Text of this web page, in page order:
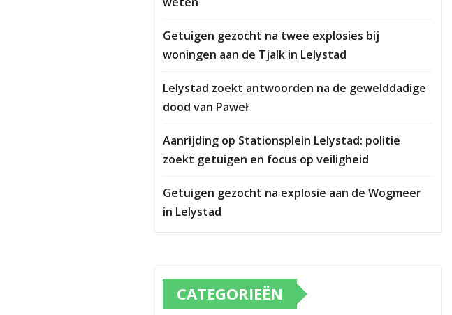
Getuigen gezocht na twee explosies bij
woningen aan de Tjalk in Lelystad
Lelystad zoekt antwoorden na de gewelddadige
dood van Paweł
Aanrijding op Stationsplein Lelystad: politie
zoekt getuigen en focus op veiligheid
Getuigen gezocht na explosie aan de Wogmeer
in Lelystad
CATEGORIEËN